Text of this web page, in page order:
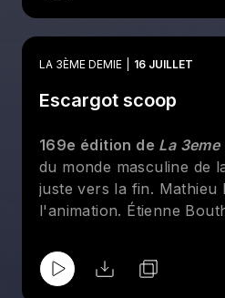
CF Montréal, bonne
LA 3ÈME DEMIE 16 JUILLET
Escargot scoop
169e édition de La 3eme
du monde masculine de
juste vers la fin. Mathieu
l'animation. Étienne
parler de nos Roses FC
canadien féminin. On